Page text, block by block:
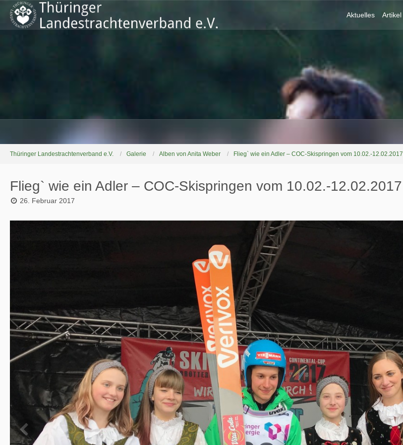
Aktuelles Artikel
Thüringer Landestrachtenverband e.V. Galerie Alben von Anita Weber Flieg` wie ein Adler – COC-Skispringen vom 10.02.-12.02.2017
Flieg` wie ein Adler – COC-Skispringen vom 10.02.-12.02.2017
26. Februar 2017